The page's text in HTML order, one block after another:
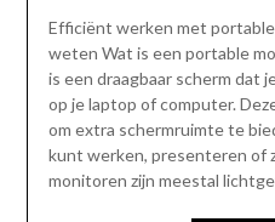
Efficiënt werken met
weten Wat is een portable
is een draagbaar scherm dat
op je laptop of computer.
om extra schermruimte te
kunt werken, presenteren of
monitoren zijn meestal